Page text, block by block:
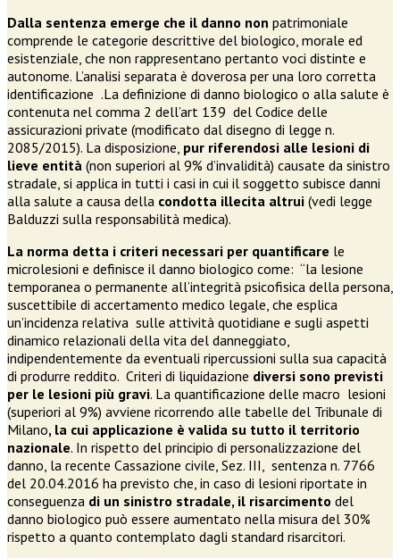
Dalla sentenza emerge che il danno non patrimoniale
comprende le categorie descrittive del biologico, morale ed
esistenziale, che non rappresentano pertanto voci distinte e
autonome. L’analisi separata è doverosa per una loro corretta
identificazione .La definizione di danno biologico o alla salute è
contenuta nel comma 2 dell’art 139 del Codice delle
assicurazioni private (modificato dal disegno di legge n.
2085/2015). La disposizione, pur riferendosi alle lesioni di
lieve entità (non superiori al 9% d’invalidità) causate da sinistro
stradale, si applica in tutti i casi in cui il soggetto subisce danni
alla salute a causa della condotta illecita altrui (vedi legge
Balduzzi sulla responsabilità medica).
La norma detta i criteri necessari per quantificare le
microlesioni e definisce il danno biologico come: “la lesione
temporanea o permanente all’integrità psicofisica della persona,
suscettibile di accertamento medico legale, che esplica
un’incidenza relativa sulle attività quotidiane e sugli aspetti
dinamico relazionali della vita del danneggiato,
indipendentemente da eventuali ripercussioni sulla sua capacità
di produrre reddito. Criteri di liquidazione diversi sono previsti
per le lesioni più gravi. La quantificazione delle macro lesioni
(superiori al 9%) avviene ricorrendo alle tabelle del Tribunale di
Milano, la cui applicazione è valida su tutto il territorio
nazionale. In rispetto del principio di personalizzazione del
danno, la recente Cassazione civile, Sez. III, sentenza n. 7766
del 20.04.2016 ha previsto che, in caso di lesioni riportate in
conseguenza di un sinistro stradale, il risarcimento del
danno biologico può essere aumentato nella misura del 30%
rispetto a quanto contemplato dagli standard risarcitori.